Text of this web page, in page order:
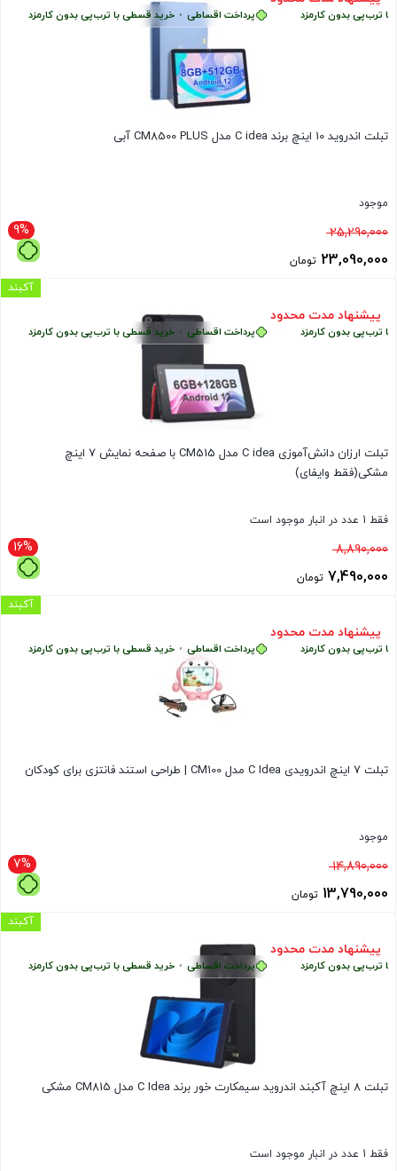
23,090,000 تومان
تبلت اندروید 10 اینچ برند C idea مدل CM8500 PLUS آبی
موجود
9% 25,290,000قیمت
اصلی23,090,000 تومان
فعلی
23,090,000 تومان
پرداخت اقساطی • خرید قسطی با ترب‌پی بدون کارمزد بدون کارمزد
پیشنهاد مدت محدود
تبلت ارزان دانش‌آموزی C idea مدل CM515 با صفحه نمایش 7 اینچ
مشکی(فقط وایفای)
فقط 1 عدد در انبار موجود است
16% 8,890,000قیمت
اصلی7,490,000 تومان
فعلی
7,490,000 تومان
پرداخت اقساطی • خرید قسطی با ترب‌پی بدون کارمزد بدون کارمزد
آکبند
پیشنهاد مدت محدود
تبلت 7 اینچ اندرویدی C Idea مدل CM100 | طراحی استند فانتزی برای کودکان
موجود
7% 14,890,000قیمت
اصلی13,790,000 تومان
فعلی
13,790,000 تومان
پرداخت اقساطی • خرید قسطی با ترب‌پی بدون کارمزد بدون کارمزد
آکبند
پیشنهاد مدت محدود
تبلت 8 اینچ آکبند اندروید سیمکارت خور برند C Idea مدل CM815 مشکی
فقط 1 عدد در انبار موجود است
پرداخت اقساطی • خرید قسطی با ترب‌پی بدون کارمزد بدون کارمزد
آکبند